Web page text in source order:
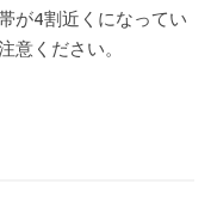
が4割近くになってい
意ください。